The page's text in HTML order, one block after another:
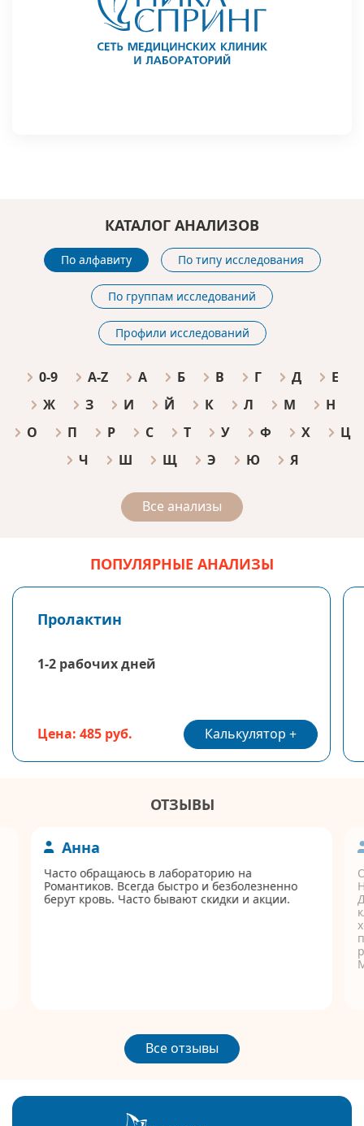
КАТАЛОГ АНАЛИЗОВ
По алфавиту По типу исследования
По группам исследований
Профили исследований
0-9 A-Z А Б В Г Д
Е
Ж
З И Й К Л М
Н
О
П Р С Т У Ф Х
Ц
Ч
Ш Щ Э Ю Я
Все анализы
ПОПУЛЯРНЫЕ АНАЛИЗЫ
Пролактин
1-2 рабочих дней
Цена: 485 руб. Калькулятор
ОТЗЫВЫ
Анна
Часто обращаюсь в лабораторию на
Романтиков. Всегда быстро и безболезненно
берут кровь. Часто бывают скидки и акции.
Все отзывы